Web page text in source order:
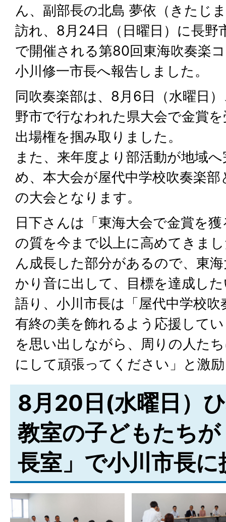
ん、副部長の北島 夢依（きたじ
訪れ、8月24日（日曜日）に長野
で開催される第80回東海吹奏楽
小川修一市長へ報告しました。
同吹奏楽部は、8月6日（水曜日
野市で行なわれた県大会で金賞
出場権を掴み取りました。
また、来年度より部活動が地域
め、本大会が屋代中学校吹奏楽
の大会となります。
日下さんは「東海大会で金賞を
の質を今まで以上に高めてきま
ん成長した部分があるので、東
かり音に出して、目標を達成し
語り、小川市長は「屋代中学校
有終の美を飾れるよう応援して
を思い出しながら、周りの人た
にして頑張ってください」と激
8月20日(水曜日）
教室の子どもたち
長室」で小川市長に